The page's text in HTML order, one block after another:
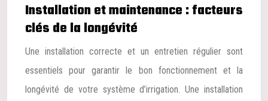
Installation et maintenance : facteurs
clés de la longévité
Une installation correcte et un entretien régulier sont
essentiels pour garantir le bon fonctionnement et la
longévité de votre système d’irrigation. Une installation